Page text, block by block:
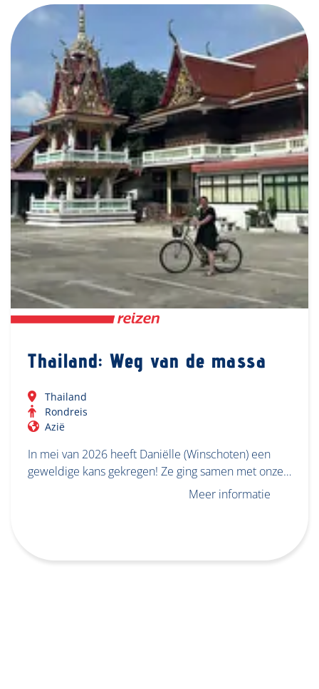
Thailand: Weg van de massa
Thailand
Rondreis
Azië
In mei van 2026 heeft Daniëlle (Winschoten) een
geweldige kans gekregen! Ze ging samen met onze…
Meer informatie